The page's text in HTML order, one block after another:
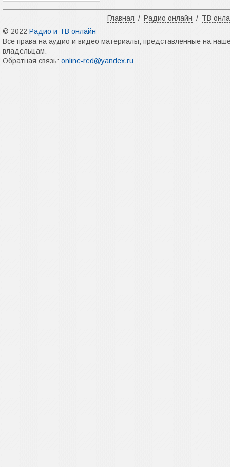
Главная / Радио онлайн / ТВ
© 2022 Радио и ТВ онлайн
Все права на аудио и видео материалы, представленные на
владельцам.
Обратная связь: online-red@yandex.ru